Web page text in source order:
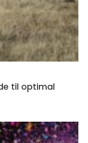
til optimal